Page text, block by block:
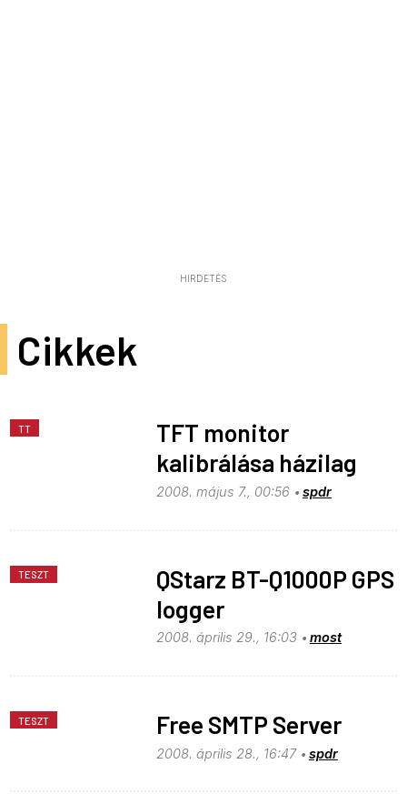
HIRDETÉS
Cikkek
TT
TFT monitor
kalibrálása házilag
2008. május 7., 00:56 spdr
TESZT
QStarz BT-Q1000P GPS
logger
2008. április 29., 16:03 most
TESZT Free SMTP Server
2008. április 28., 16:47 spdr